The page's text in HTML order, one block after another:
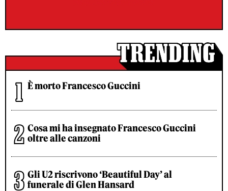
È morto Francesco Guccini
Cosa mi ha insegnato Francesco Guccini
oltre alle canzoni
Gli U2 riscrivono ‘Beautiful Day’ al
funerale di Glen Hansard